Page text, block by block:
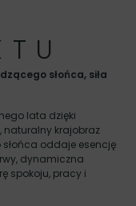
słońca, siła
lata dzięki
naturalny krajobraz
oddaje esencję
dynamiczna
spokoju, pracy i